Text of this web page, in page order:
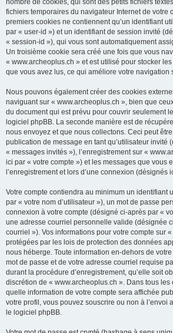
nombre de cookies, qui sont des petits fichiers
fichiers temporaires du navigateur Internet de votre
premiers cookies ne contiennent qu’un identifiant
par « user-id ») et un identifiant de session invité
« session-id »), qui vous sont automatiquement
Un troisième cookie sera créé une fois que vous
« www.archeoplus.ch » et est utilisé pour stocker
que vous avez lus, ce qui améliore votre navigation
Nous pouvons également créer des cookies
naviguant sur « www.archeoplus.ch », bien que
du document qui est prévu pour couvrir seulement
logiciel phpBB. La seconde manière est de
nous envoyez et que nous collectons. Ceci peut
publication de message en tant qu’utilisateur invité
« messages invités »), l’enregistrement sur «
ici par « votre compte ») et les messages que vous
l’enregistrement et lors d’une connexion (désignés
Votre compte contiendra au minimum un identifiant
par « votre nom d’utilisateur »), un mot de passe
connexion à votre compte (désigné ci-après par «
une adresse courriel personnelle valide (désignée
courriel »). Vos informations pour votre compte sur
protégées par les lois de protection des données
nous héberge. Toute information en-dehors de votre
mot de passe et de votre adresse courriel requise
durant la procédure d’enregistrement, qu’elle soit
discrétion de « www.archeoplus.ch ». Dans tous
quelle information de votre compte sera affichée
votre profil, vous pouvez souscrire ou non à l’envoi
le logiciel phpBB.